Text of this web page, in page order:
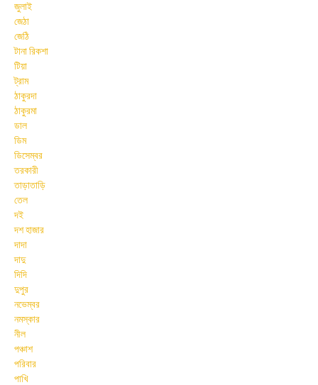
জুলাই
জেঠা
জেঠি
টানা রিকশা
টিয়া
ট্রাম
ঠাকুরদা
ঠাকুরমা
ডাল
ডিম
ডিসেম্বর
তরকারী
তাড়াতাড়ি
তেল
দই
দশ হাজার
দাদা
দাদু
দিদি
দুপুর
নভেম্বর
নমস্কার
নীল
পঞ্চাশ
পরিবার
পাখি